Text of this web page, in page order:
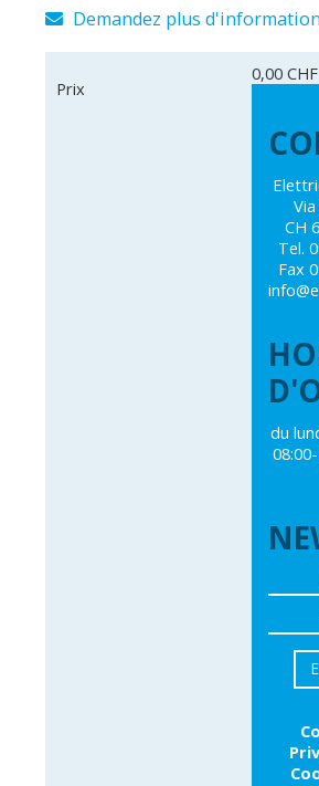
Demandez plus
Prix
0,00 CHF
CH
Tel.
Fax
du